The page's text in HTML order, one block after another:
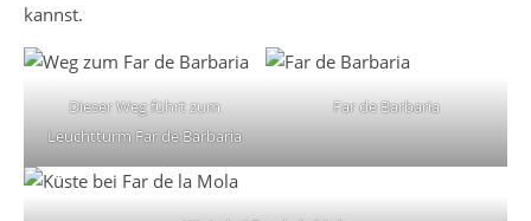
kannst.
Dieser Weg führt zum
Leuchtturm Far de Barbaria
Far de Barbaria